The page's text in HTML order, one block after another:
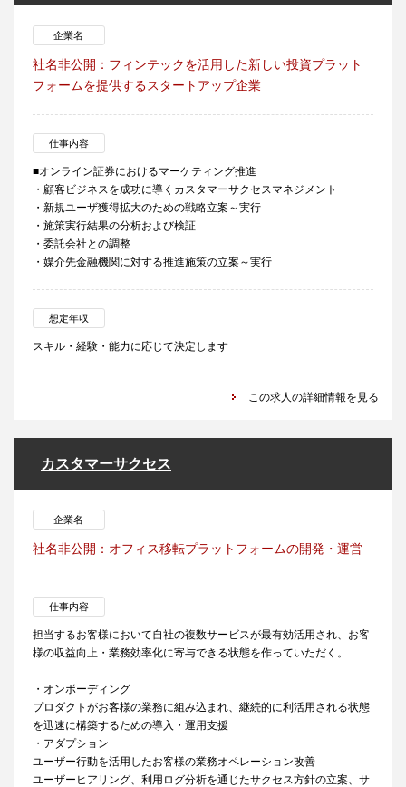
企業名
社名非公開：フィンテックを活用した新しい投資プラット
フォームを提供するスタートアップ企業
仕事内容
■オンライン証券におけるマーケティング推進
・顧客ビジネスを成功に導くカスタマーサクセスマネジメント
・新規ユーザ獲得拡大のための戦略立案～実行
・施策実行結果の分析および検証
・委託会社との調整
・媒介先金融機関に対する推進施策の立案～実行
想定年収
スキル・経験・能力に応じて決定します
この求人の詳細情報を見る
カスタマーサクセス
企業名
社名非公開：オフィス移転プラットフォームの開発・運営
仕事内容
担当するお客様において自社の複数サービスが最有効活用され、お客
様の収益向上・業務効率化に寄与できる状態を作っていただく。
・オンボーディング
プロダクトがお客様の業務に組み込まれ、継続的に利活用される状態
を迅速に構築するための導入・運用支援
・アダプション
ユーザー行動を活用したお客様の業務オペレーション改善
ユーザーヒアリング、利用ログ分析を通じたサクセス方針の立案、サ